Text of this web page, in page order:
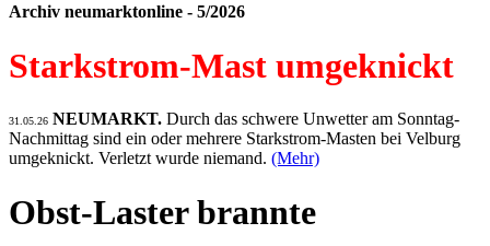
Archiv neumarktonline - 5/2026
Starkstrom-Mast umgeknickt
31.05.26 NEUMARKT. Durch das schwere Unwetter am Sonntag-
Nachmittag sind ein oder mehrere Starkstrom-Masten bei Velburg
umgeknickt. Verletzt wurde niemand. (Mehr)
Obst-Laster brannte